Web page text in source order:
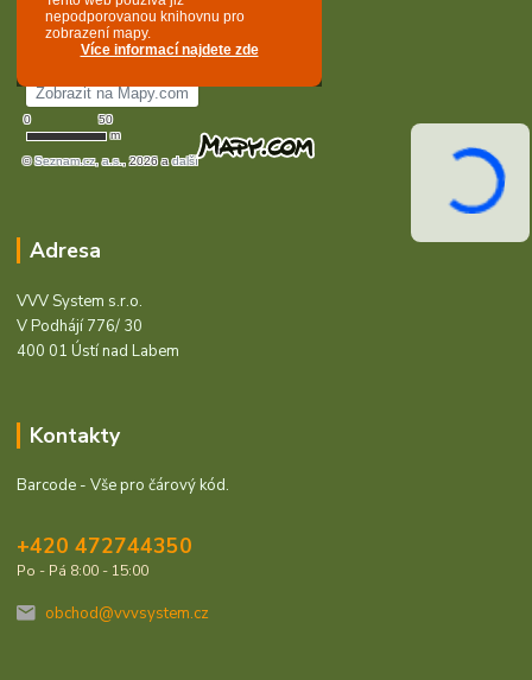
Adresa
VVV System s.r.o.
V Podhájí 776/ 30
400 01 Ústí nad Labem
Kontakty
Barcode - Vše pro čárový kód.
+420 472744350
Po - Pá 8:00 - 15:00
obchod@vvvsystem.cz